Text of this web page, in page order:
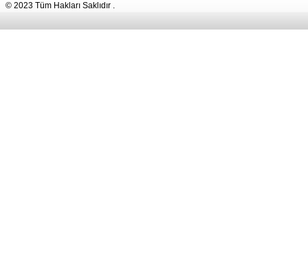
© 2023 Tüm Hakları Saklıdır .